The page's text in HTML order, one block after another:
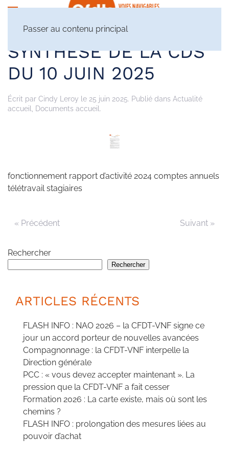
Passer au contenu principal
SYNTHÈSE DE LA CDS
DU 10 JUIN 2025
Écrit par Cindy Leroy le 25 juin 2025. Publié dans Actualité
accueil
Documents accueil .
fonctionnement rapport d’activité 2024 comptes annuels
télétravail stagiaires
« Précédent Suivant »
Rechercher
Rechercher
ARTICLES RÉCENTS
FLASH INFO : NAO 2026 – la CFDT-VNF signe ce
jour un accord porteur de nouvelles avancées
Compagnonnage : la CFDT-VNF interpelle la
Direction générale
PCC : « vous devez accepter maintenant ». La
pression que la CFDT-VNF a fait cesser
Formation 2026 : La carte existe, mais où sont les
chemins ?
FLASH INFO : prolongation des mesures liées au
pouvoir d’achat